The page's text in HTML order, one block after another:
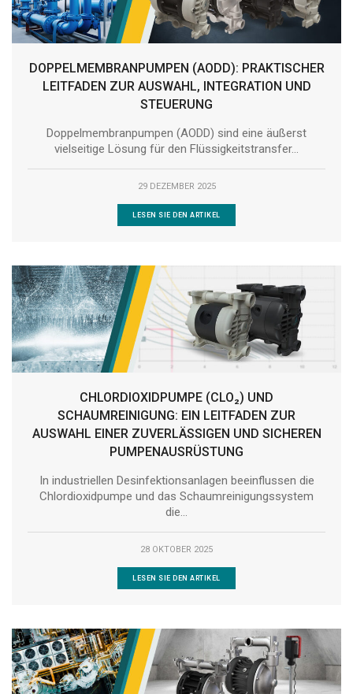
DOPPELMEMBRANPUMPEN (AODD): PRAKTISCHER
LEITFADEN ZUR AUSWAHL, INTEGRATION UND
STEUERUNG
Doppelmembranpumpen (AODD) sind eine äußerst
vielseitige Lösung für den Flüssigkeitstransfer...
29 DEZEMBER 2025
LESEN SIE DEN ARTIKEL
CHLORDIOXIDPUMPE (CLO₂) UND
SCHAUMREINIGUNG: EIN LEITFADEN ZUR
AUSWAHL EINER ZUVERLÄSSIGEN UND SICHEREN
PUMPENAUSRÜSTUNG
In industriellen Desinfektionsanlagen beeinflussen die
Chlordioxidpumpe und das Schaumreinigungssystem
die...
28 OKTOBER 2025
LESEN SIE DEN ARTIKEL